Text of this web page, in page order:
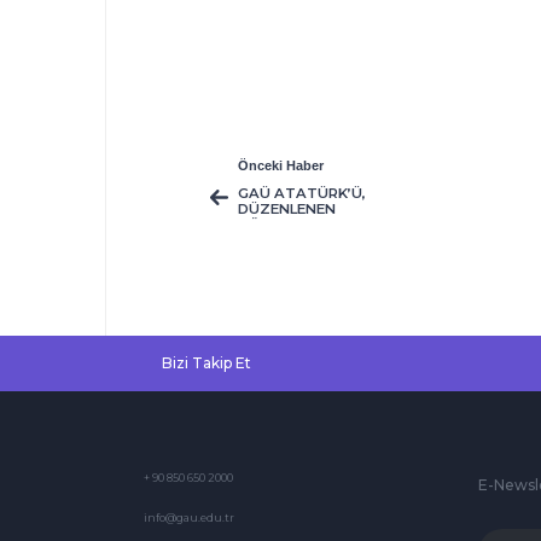
Önceki Haber
GAÜ ATATÜRK’Ü,
DÜZENLENEN
Bizi Takip Et
+ 90 850 650 2000
info@gau.edu.tr
E-